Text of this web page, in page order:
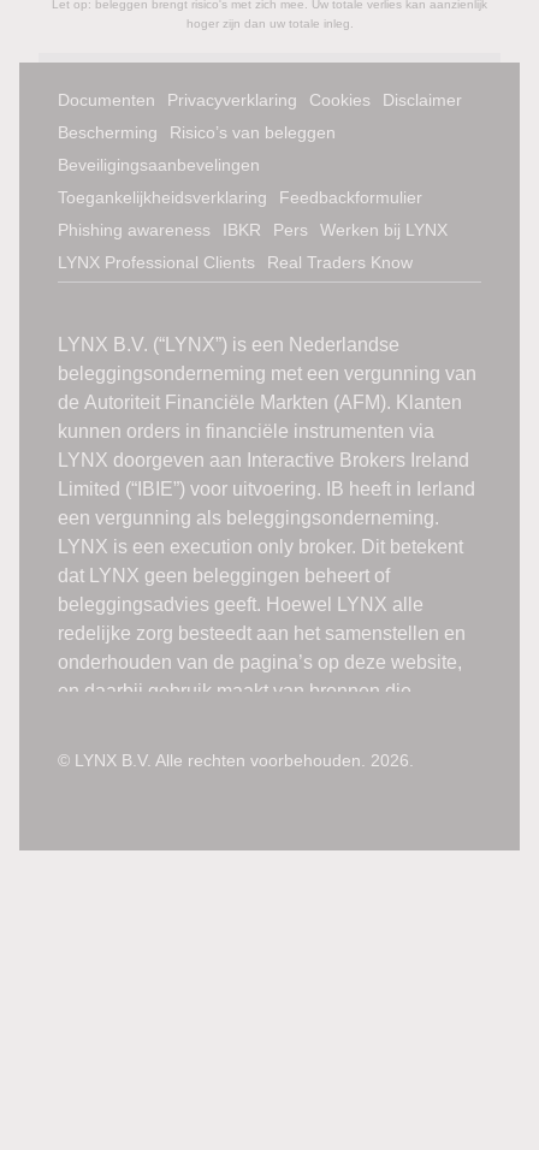
Let op: beleggen brengt risico's met zich mee. Uw totale verlies kan aanzienlijk
hoger zijn dan uw totale inleg.
Documenten Privacyverklaring Cookies
Disclaimer
Bescherming
Risico’s van beleggen
Beveiligingsaanbevelingen
Toegankelijkheidsverklaring
Feedbackformulier
Phishing awareness
IBKR Pers
Werken bij LYNX
LYNX Professional Clients
Real Traders Know
© LYNX B.V. Alle rechten voorbehouden. 2026.